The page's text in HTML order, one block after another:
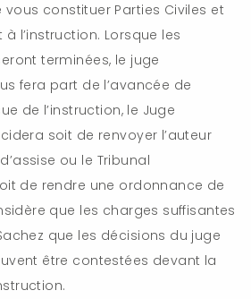
vous constituer Parties Civiles et
l’instruction. Lorsque les
terminées, le juge
fera part de l’avancée de
de l’instruction, le Juge
soit de renvoyer l’auteur
ou le Tribunal
de rendre une ordonnance de
que les charges suffisantes
que les décisions du juge
être contestées devant la